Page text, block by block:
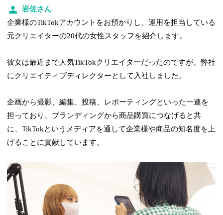
岩佐さん
企業様のTikTokアカウントをお預かりし、運用を担当している
元クリエイターの20代の女性スタッフを紹介します。
彼女は最近まで人気TikTokクリエイターだったのですが、弊社
にクリエイティブディレクターとして入社しました。
企画から撮影、編集、投稿、レポーティングといった一連を
担っており、ブランディングから商品購買につなげると共
に、TikTokというメディアを通して企業様や商品の知名度を上
げることに貢献しています。